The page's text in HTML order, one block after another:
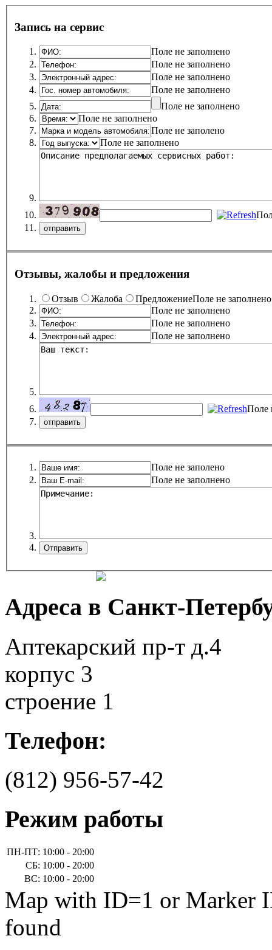
Запись на сервис
Поле не заполнено
Поле не заполнено
Поле не заполнено
Поле не заполнено
Поле не заполнено
Поле не заполнено
Поле не заполено
Поле не заполнено
Отзывы, жалобы и предложения
Отзыв Жалоба ПредложениеПоле не заполнено
Поле не заполнено
Поле не заполнено
Поле не заполнено
Поле
Поле не заполено
Поле не заполнено
Адреса в Санкт-
Аптекарский пр-т д.4
корпус 3
строение 1
Телефон:
(812) 956-57-42
Режим работы
ПН-ПТ: 10:00 - 20:00
СБ: 10:00 - 20:00
ВС: 10:00 - 20:00
Map with ID=1 or Marker
found